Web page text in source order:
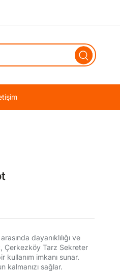
dayanıklılığı ve
Çerkezköy Tarz Sekreter
imkanı sunar.
kalmanızı sağlar.